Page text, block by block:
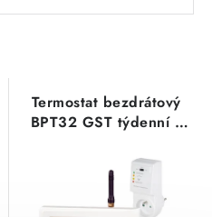
Termostat bezdrátový
BPT32 GST týdenní s
mobilním telefonem,
LCD